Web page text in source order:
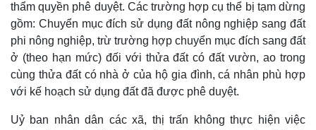
thẩm quyền phê duyệt. Các trường hợp cụ thể bị tạm dừng
gồm: Chuyển mục đích sử dụng đất nông nghiệp sang đất
phi nông nghiệp, trừ trường hợp chuyển mục đích sang đất
ở (theo hạn mức) đối với thửa đất có đất vườn, ao trong
cùng thửa đất có nhà ở của hộ gia đình, cá nhân phù hợp
với kế hoạch sử dụng đất đã được phê duyệt.
Uỷ ban nhân dân các xã, thị trấn không thực hiện việc